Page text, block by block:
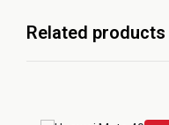
Related products